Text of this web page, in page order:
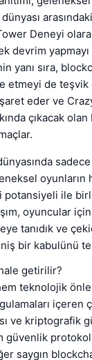
Deneyi
yapmayı
yanı sıra,
de teşvik
eder ve
çıkacak
ile
oyuncular
tanıdık ve
bir kabulünü
getirilir?
teknolojik
içeren
ve kriptografik
güvenlik
saygın